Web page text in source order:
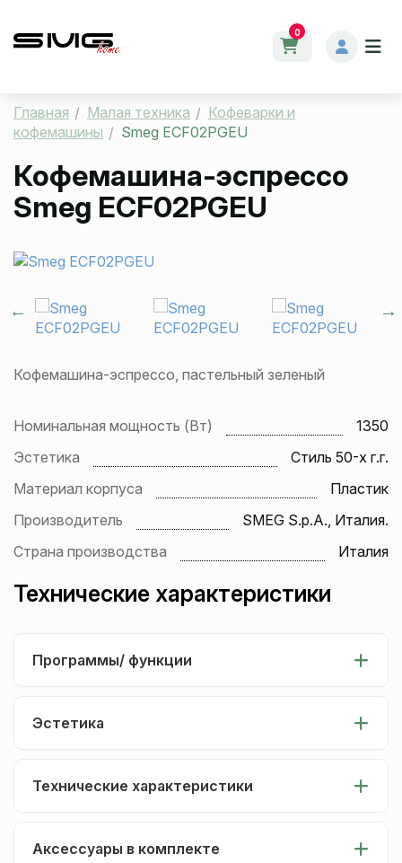
0
Главная Малая техника
Кофеварки и
кофемашины
Smeg ECF02PGEU
Кофемашина-эспрессо
Smeg ECF02PGEU
Кофемашина-эспрессо, пастельный зеленый
Номинальная мощность (Вт)
1350
Эстетика
Стиль 50-х г.г.
Материал корпуса
Пластик
Производитель
SMEG S.p.A., Италия.
Страна производства
Италия
Технические характеристики
Программы/ функции
Эстетика
Технические характеристики
Аксессуары в комплекте